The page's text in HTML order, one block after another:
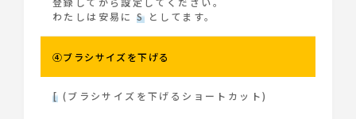
わたしは安易にSとしてます。
④ブラシサイズを下げる
[ (ブラシサイズを下げるショートカット)